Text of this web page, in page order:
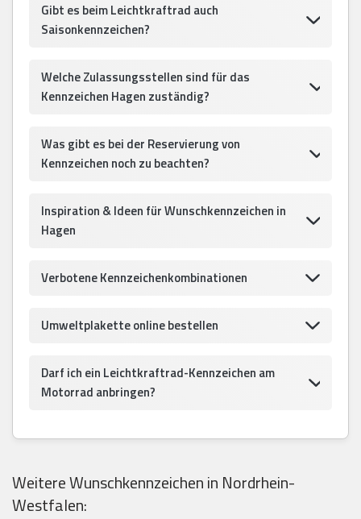
Gibt es beim Leichtkraftrad auch
Saisonkennzeichen?
Welche Zulassungsstellen sind für das
Kennzeichen Hagen zuständig?
Was gibt es bei der Reservierung von
Kennzeichen noch zu beachten?
Inspiration & Ideen für Wunschkennzeichen in
Hagen
Verbotene Kennzeichenkombinationen
Umweltplakette online bestellen
Darf ich ein Leichtkraftrad-Kennzeichen am
Motorrad anbringen?
Weitere Wunschkennzeichen in Nordrhein-
Westfalen: